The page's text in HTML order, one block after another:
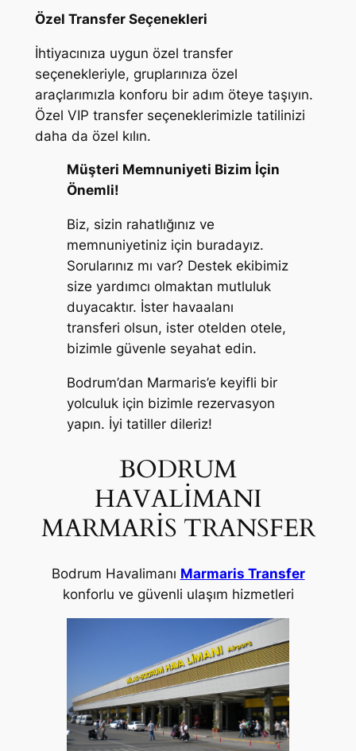
Özel Transfer Seçenekleri
İhtiyacınıza uygun özel transfer
seçenekleriyle, gruplarınıza özel
araçlarımızla konforu bir adım öteye taşıyın.
Özel VIP transfer seçeneklerimizle tatilinizi
daha da özel kılın.
Müşteri Memnuniyeti Bizim İçin
Önemli!
Biz, sizin rahatlığınız ve
memnuniyetiniz için buradayız.
Sorularınız mı var? Destek ekibimiz
size yardımcı olmaktan mutluluk
duyacaktır. İster havaalanı
transferi olsun, ister otelden otele,
bizimle güvenle seyahat edin.
Bodrum’dan Marmaris’e keyifli bir
yolculuk için bizimle rezervasyon
yapın. İyi tatiller dileriz!
BODRUM
HAVALİMANI
MARMARİS TRANSFER
Bodrum Havalimanı Marmaris Transfer
konforlu ve güvenli ulaşım hizmetleri